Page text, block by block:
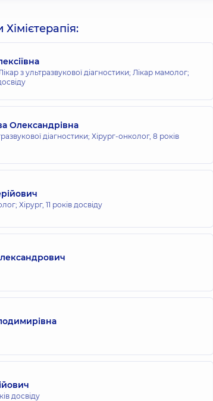
з ультразвукової діагностики; Лікар мамолог;
Олександрівна
діагностики; Хірург-онколог, 8 років
Хірург, 11 років досвіду
досвіду